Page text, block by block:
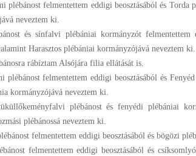
plébánost felmentettem eddigi beosztásából és Torda
neveztem ki.
és sínfalvi plébániai kormányzót felmentettem
Harasztos plébániai kormányzójává neveztem ki.
rábíztam Alsójára filia ellátását is.
plébánost felmentettem eddigi beosztásából és
kormányzójává neveztem ki.
plébánost és fenyédi plébániai
plébánossá neveztem ki.
felmentettem eddigi beosztásából és bögözi
felmentettem eddigi beosztásából és